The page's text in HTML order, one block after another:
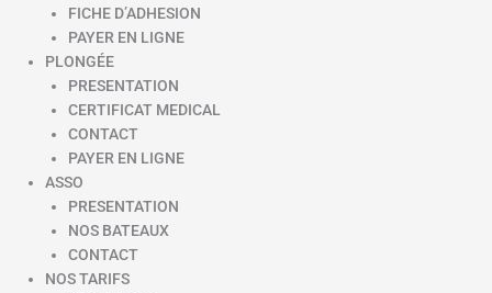
FICHE D’ADHESION
PAYER EN LIGNE
PLONGÉE
PRESENTATION
CERTIFICAT MEDICAL
CONTACT
PAYER EN LIGNE
ASSO
PRESENTATION
NOS BATEAUX
CONTACT
NOS TARIFS